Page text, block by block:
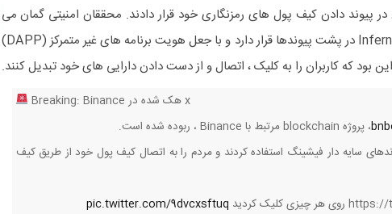
در پیوند دادن کیف پول های رمزنگاری خود قرار دادند. محققان امنیتی گمان می
کنند که جمع آوری Inferno Drainer در پشت پیوندها قرار دارد و با جعل هویت برنامه های غیر متمرکز (DAPP)
بود که کاربران را به کلیک ، اتصال و از دست دادن دارایی های خود تبدیل کنند.
Breaking: Binance هک شده در x
، پروژه blockchain مرتبط با Binance ، ربوده شده است.
سایه دار فیشینگ استفاده کردند و مردم را به اتصال کیف پول خود از طریق کیف
pic.twitter.com/9dvcxsftuq